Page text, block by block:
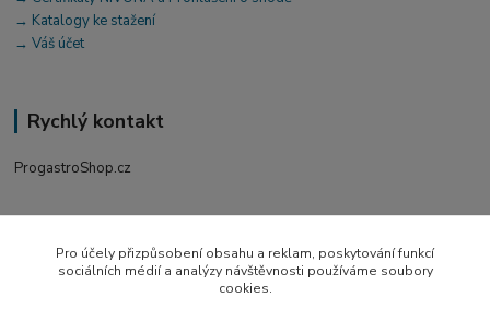
→ Katalogy ke stažení
→ Váš účet
Rychlý kontakt
ProgastroShop.cz
+420 519 411 299
Po-Pá 7-16 hod
Pro účely přizpůsobení obsahu a reklam, poskytování funkcí
sociálních médií a analýzy návštěvnosti používáme soubory
cookies.